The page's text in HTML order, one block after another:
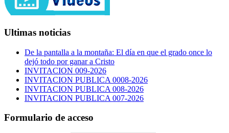
Ultimas noticias
De la pantalla a la montaña: El día en que el grado once lo
dejó todo por ganar a Cristo
INVITACION 009-2026
INVITACION PUBLICA 0008-2026
INVITACION PUBLICA 008-2026
INVITACION PUBLICA 007-2026
Formulario de acceso